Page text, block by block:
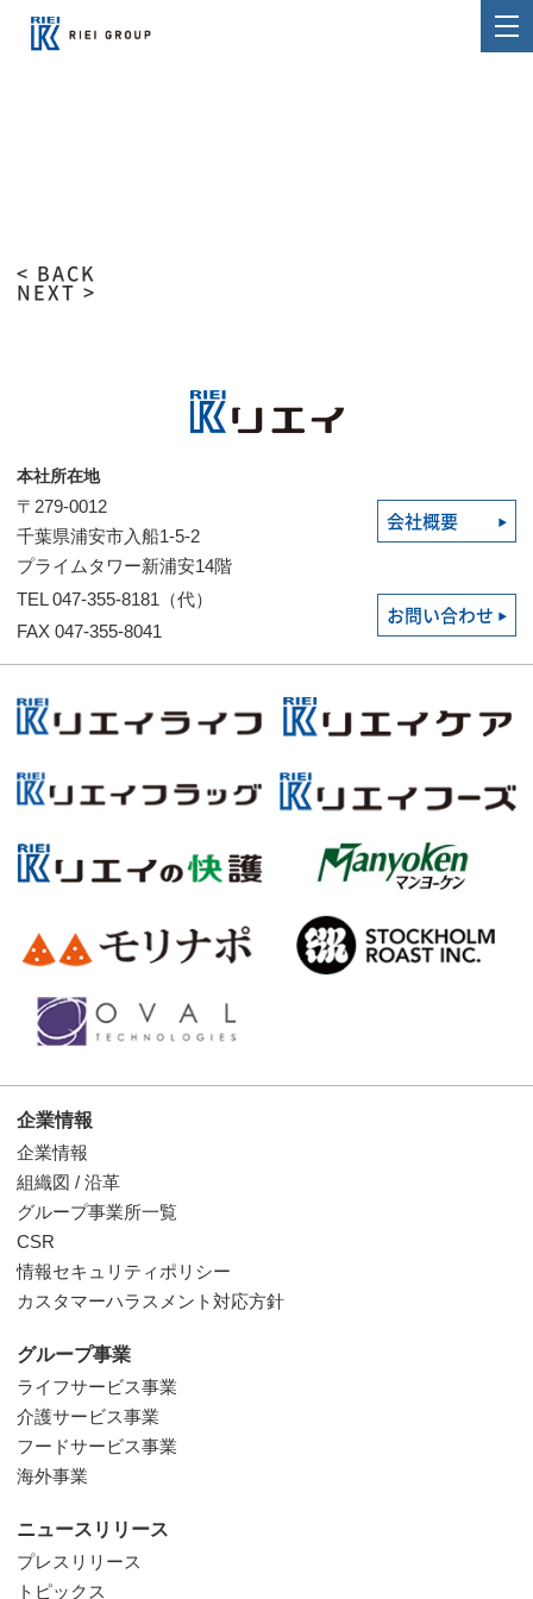
< BACK
NEXT >
本社所在地
〒279-0012
千葉県浦安市入船1-5-2
プライムタワー新浦安14階
会社概要
TEL 047-355-8181（代）
FAX 047-355-8041
お問い合わせ
企業情報
企業情報
組織図 / 沿革
グループ事業所一覧
CSR
情報セキュリティポリシー
カスタマーハラスメント対応方針
グループ事業
ライフサービス事業
介護サービス事業
フードサービス事業
海外事業
ニュースリリース
プレスリリース
トピックス